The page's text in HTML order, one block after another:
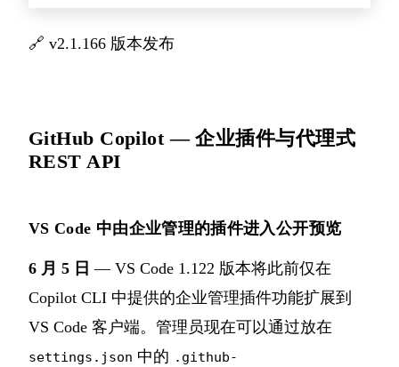
🔗 v2.1.166 版本发布
GitHub Copilot — 企业插件与代理式
REST API
VS Code 中由企业管理的插件进入公开预览
6 月 5 日 — VS Code 1.122 版本将此前仅在
Copilot CLI 中提供的企业管理插件功能扩展到
VS Code 客户端。管理员现在可以通过放在
settings.json 中的 .github-